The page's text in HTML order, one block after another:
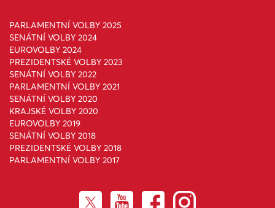
PARLAMENTNÍ VOLBY 2025
SENÁTNÍ VOLBY 2024
EUROVOLBY 2024
PREZIDENTSKÉ VOLBY 2023
SENÁTNÍ VOLBY 2022
PARLAMENTNÍ VOLBY 2021
SENÁTNÍ VOLBY 2020
KRAJSKÉ VOLBY 2020
EUROVOLBY 2019
SENÁTNÍ VOLBY 2018
PREZIDENTSKÉ VOLBY 2018
PARLAMENTNÍ VOLBY 2017